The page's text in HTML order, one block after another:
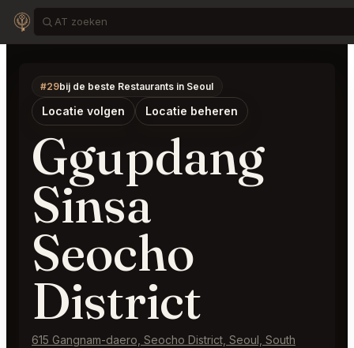
#29bij de beste Restaurants in Seoul
Locatie volgen Locatie beheren
Ggupdang
Sinsa
Seocho
District
615 Gangnam-daero, Seocho District, Seoul, South